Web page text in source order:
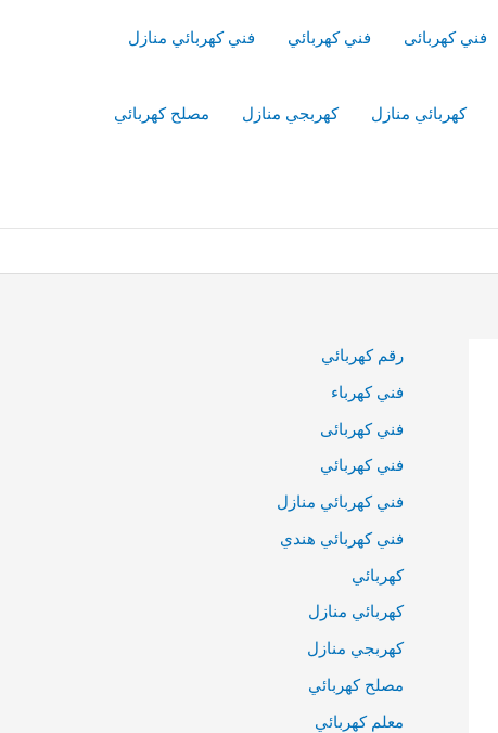
فني كهربائى فني كهربائي فني كهربائي منازل
كهربائي منازل كهربجي منازل مصلح كهربائي
رقم كهربائي
فني كهرباء
فني كهربائى
فني كهربائي
فني كهربائي منازل
فني كهربائي هندي
كهربائي
كهربائي منازل
كهربجي منازل
مصلح كهربائي
معلم كهربائي